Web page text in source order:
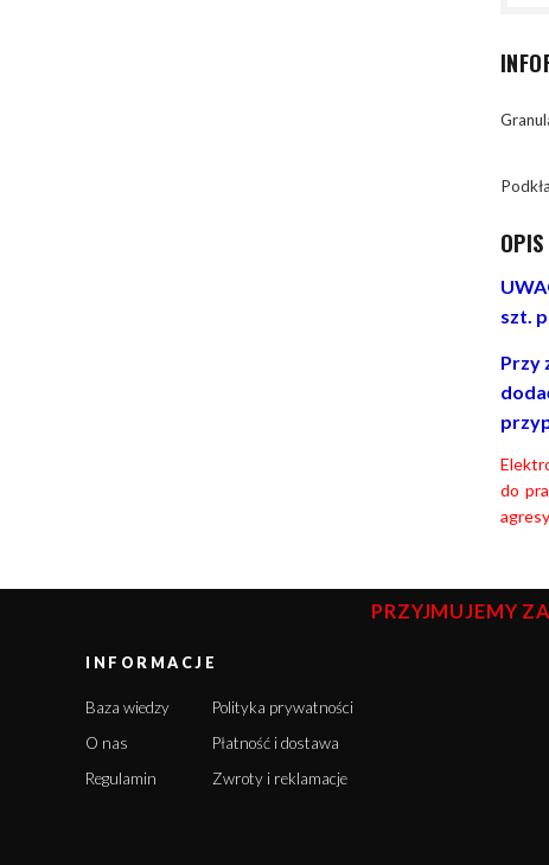
OPIS
szt.
Przy
do
PRZYJMUJEMY
INFORMACJE
Baza wiedzy
O nas
Regulamin
Polityka prywatności
Płatność i dostawa
Zwroty i reklamacje